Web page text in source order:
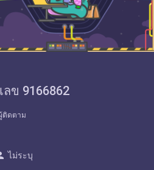
ข 9166862
ติดตาม
ไม่ระบุ